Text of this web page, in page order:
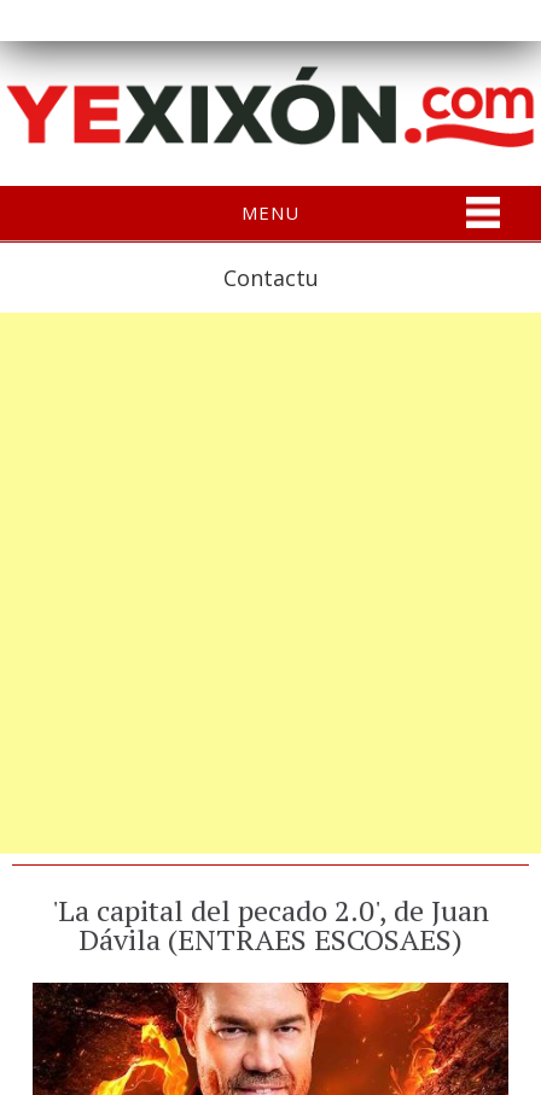
MENU
Contactu
'La capital del pecado 2.0', de Juan
Dávila (ENTRAES ESCOSAES)